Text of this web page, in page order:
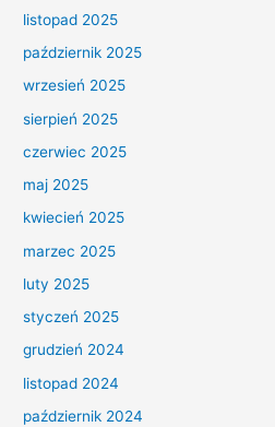
listopad 2025
październik 2025
wrzesień 2025
sierpień 2025
czerwiec 2025
maj 2025
kwiecień 2025
marzec 2025
luty 2025
styczeń 2025
grudzień 2024
listopad 2024
październik 2024